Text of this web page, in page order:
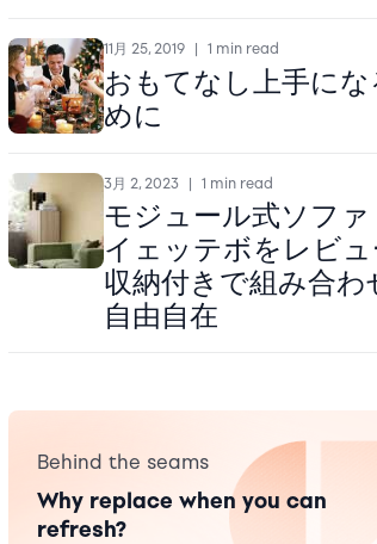
11月 25, 2019 1 min read
おもてなし上手にな
めに
3月 2, 2023 1 min read
モジュール式ソファ
イェッテボをレビュ
収納付きで組み合わ
自由自在
Behind the seams
Why replace when you can
refresh?